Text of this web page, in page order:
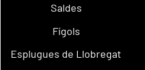
Saldes
Fígols
Esplugues de Llobregat